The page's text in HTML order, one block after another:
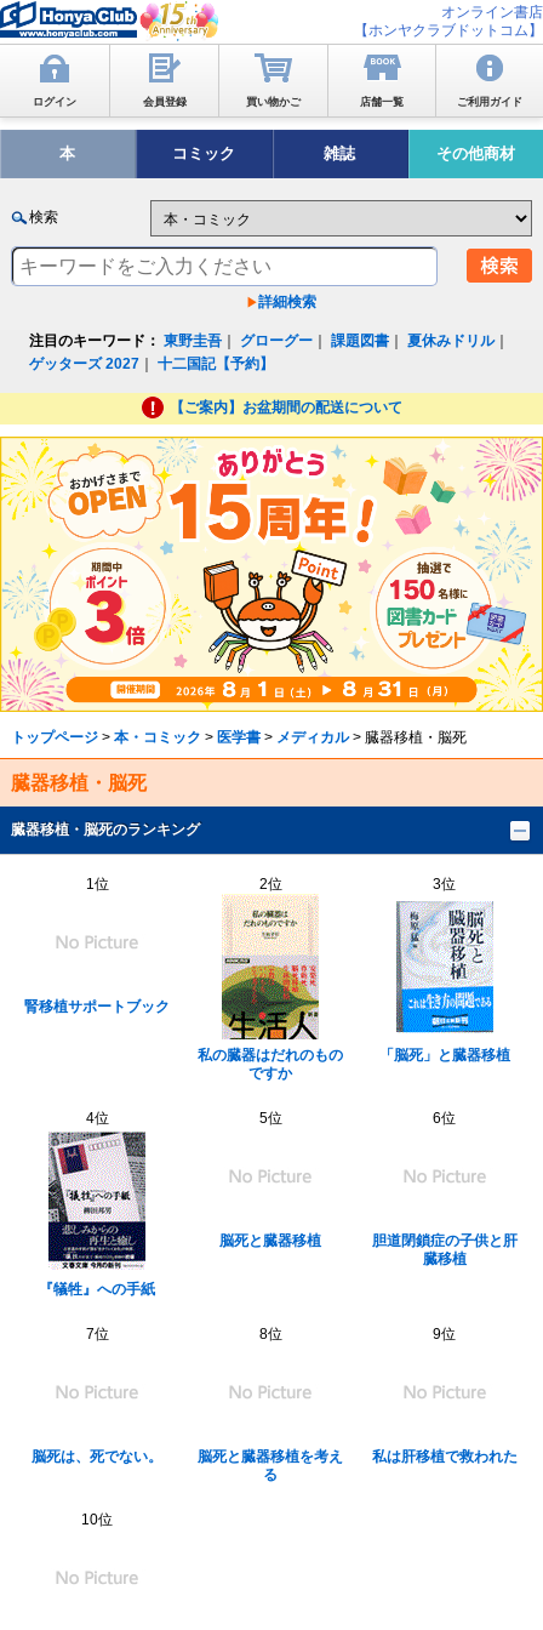
オンライン書店
【ホンヤクラブドットコム】
ログイン 会員登録 買い物かご 店舗一覧 ご利用ガイド
本 コミック 雑誌 その他商材
検索
詳細検索
注目のキーワード： 東野圭吾 グローグー ｜課題図書 ｜夏休みドリル｜
ゲッターズ 2027 ｜十二国記【予約】
【ご案内】お盆期間の配送について
トップページ> 本・コミック > 医学書> メディカル> 臓器移植・脳死
臓器移植・脳死
臓器移植・脳死のランキング
1位
腎移植サポートブック
2位
私の臓器はだれのもの
ですか
3位
「脳死」と臓器移植
4位
『犠牲』への手紙
5位
脳死と臓器移植
6位
胆道閉鎖症の子供と肝
臓移植
7位
脳死は、死でない。
8位
脳死と臓器移植を考え
る
9位
私は肝移植で救われた
10位